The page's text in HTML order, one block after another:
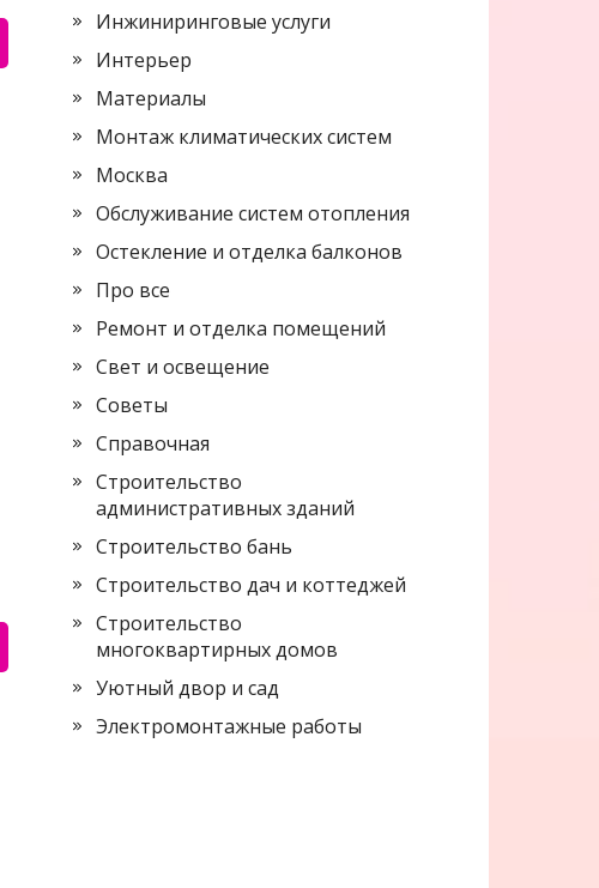
Инжиниринговые услуги
Интерьер
Материалы
Монтаж климатических систем
Москва
Обслуживание систем отопления
Остекление и отделка балконов
Про все
Ремонт и отделка помещений
Свет и освещение
Советы
Справочная
Строительство
административных зданий
Строительство бань
Строительство дач и коттеджей
Строительство
многоквартирных домов
Уютный двор и сад
Электромонтажные работы